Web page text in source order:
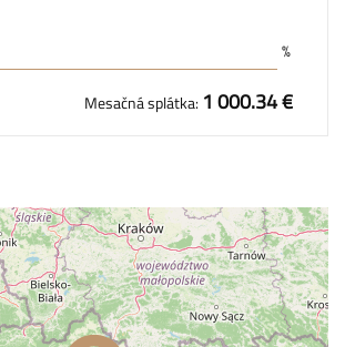
%
Mesačná splátka: 1 000.34 €